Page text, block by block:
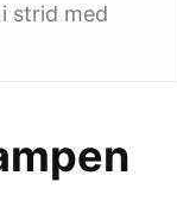
strid med